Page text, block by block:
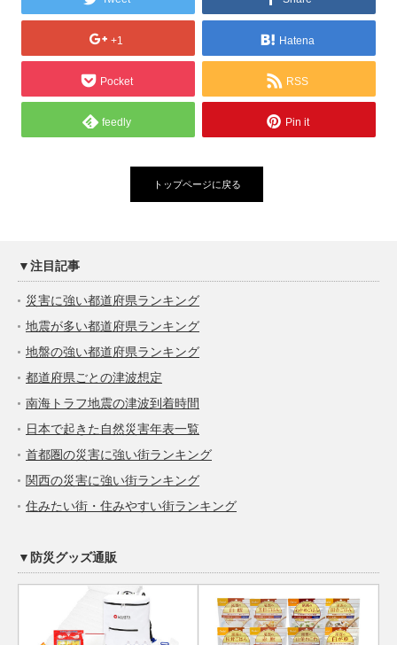
+1 Hatena
Pocket RSS
feedly Pin it
トップページに戻る
▼注目記事
災害に強い都道府県ランキング
地震が多い都道府県ランキング
地盤の強い都道府県ランキング
都道府県ごとの津波想定
南海トラフ地震の津波到着時間
日本で起きた自然災害年表一覧
首都圏の災害に強い街ランキング
関西の災害に強い街ランキング
住みたい街・住みやすい街ランキング
▼防災グッズ通販